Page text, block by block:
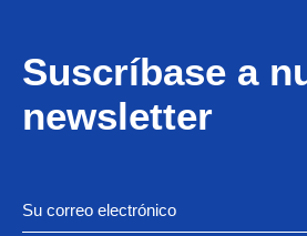
Suscríbase a
newsletter